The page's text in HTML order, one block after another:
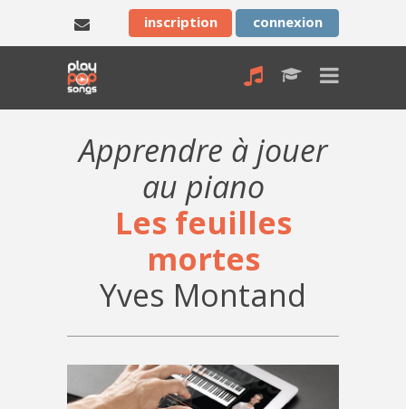
inscription connexion
Apprendre à jouer
au piano
Les feuilles
mortes
Yves Montand